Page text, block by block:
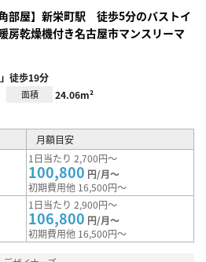
部屋】新栄町駅 徒歩5分のバストイ
乾燥機付き名古屋市マンスリーマ
徒歩19分
面積 24.06m²
月額目安
1日当たり 2,700円～
100,800 円/月～
初期費用他 16,500円～
1日当たり 2,900円～
106,800 円/月～
初期費用他 16,500円～